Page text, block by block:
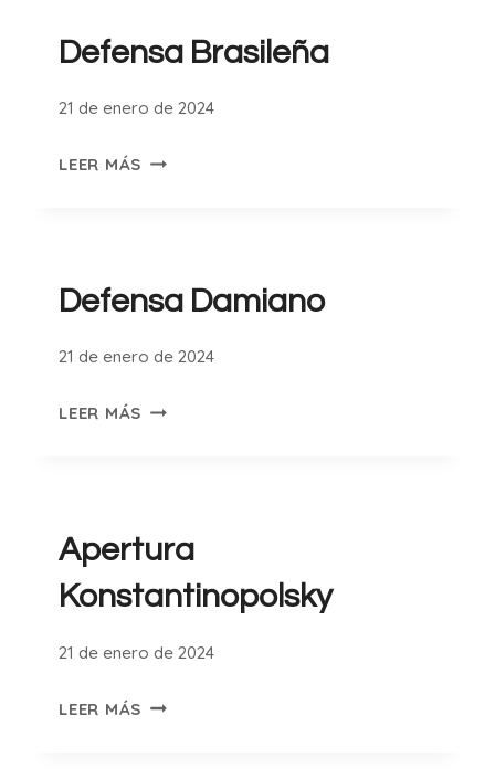
Defensa Brasileña
21 de enero de 2024
LEER MÁS DEFENSA
Defensa Damiano
21 de enero de 2024
LEER MÁS DEFENSA
Apertura
Konstantinopolsky
21 de enero de 2024
LEER MÁS APERTURA